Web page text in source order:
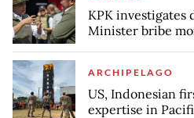
KPK investigates
Minister bribe
ARCHIPELAGO
US, Indonesian
expertise in